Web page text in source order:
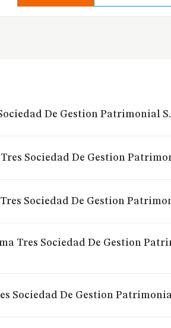
De Gestion Patrimonial
Sociedad De Gestion
Sociedad De Gestion
Tres Sociedad De Gestion
Sociedad De Gestion